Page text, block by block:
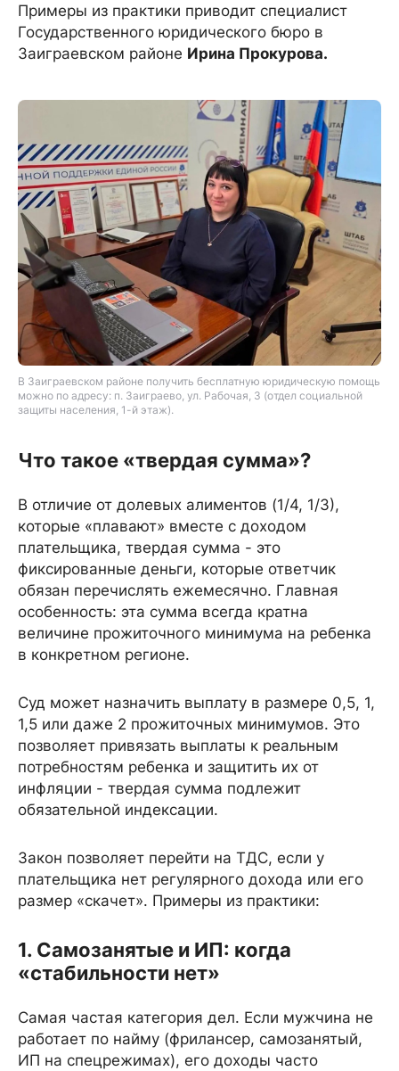
Примеры из практики приводит специалист
Государственного юридического бюро в
Заиграевском районе Ирина Прокурова.
В Заиграевском районе получить бесплатную юридическую помощь
можно по адресу: п. Заиграево, ул. Рабочая, 3 (отдел социальной
защиты населения, 1-й этаж).
Что такое «твердая сумма»?
В отличие от долевых алиментов (1/4, 1/3),
которые «плавают» вместе с доходом
плательщика, твердая сумма - это
фиксированные деньги, которые ответчик
обязан перечислять ежемесячно. Главная
особенность: эта сумма всегда кратна
величине прожиточного минимума на ребенка
в конкретном регионе.
Суд может назначить выплату в размере 0,5, 1,
1,5 или даже 2 прожиточных минимумов. Это
позволяет привязать выплаты к реальным
потребностям ребенка и защитить их от
инфляции - твердая сумма подлежит
обязательной индексации.
Закон позволяет перейти на ТДС, если у
плательщика нет регулярного дохода или его
размер «скачет». Примеры из практики:
1. Самозанятые и ИП: когда
«стабильности нет»
Самая частая категория дел. Если мужчина не
работает по найму (фрилансер, самозанятый,
ИП на спецрежимах), его доходы часто